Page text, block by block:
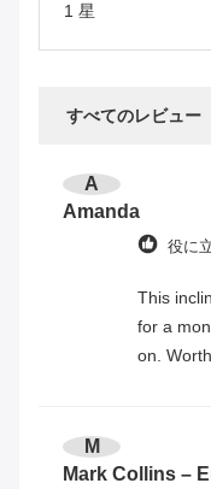
1 星
すべてのレビュー
A
Amanda
役に
This
for a
on.
M